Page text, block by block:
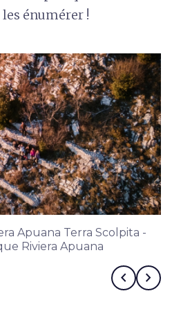
énumérer !
Apuana Terra Scolpita -
Riviera Apuana
chevron_left chevron_right